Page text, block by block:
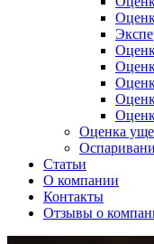
Оценка
Статьи
О компании
Контакты
Отзывы о